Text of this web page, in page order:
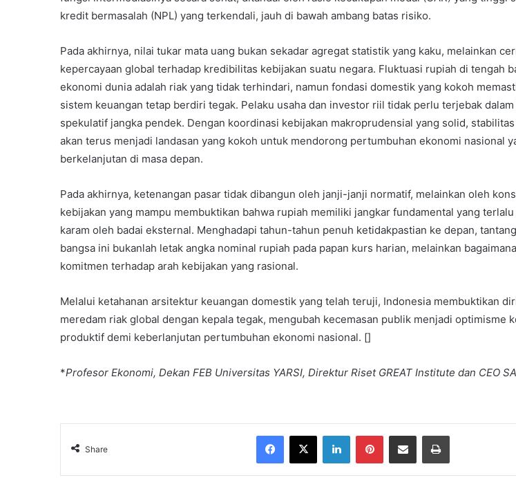
kredit bermasalah (NPL) yang terkendali, jauh di bawah ambang batas risiko.
Pada akhirnya, nilai tukar mata uang bukan sekadar agregat statistik yang kaku, melainkan
kepercayaan global terhadap kredibilitas kebijakan suatu negara. Fluktuasi rupiah di tengah
ekonomi dunia adalah riak yang tidak terhindari, namun fondasi domestik yang kokoh
sistem keuangan tetap berdiri tegak. Pelaku usaha dan investor riil tidak perlu terjebak dalam
spekulatif jangka pendek. Dengan koordinasi kebijakan makroprudensial yang solid,
akan terus menjadi landasan yang kokoh untuk mendorong pertumbuhan ekonomi nasional
berkelanjutan di masa depan.
Pada akhirnya, ketenangan pasar tidak dibangun oleh janji-janji normatif, melainkan oleh
kebijakan yang mampu membuktikan bahwa rupiah memiliki jangkar fundamental yang
karam oleh badai eksternal. Menghadapi tahun-tahun penuh ketidakpastian ke depan,
bangsa ini bukanlah letak angka nominal rupiah pada papan kurs harian, melainkan
komitmen terhadap arah kebijakan yang rasional.
Melalui ketahanan arsitektur keuangan domestik yang telah teruji, Indonesia membuktikan
meredam riak global dengan kepala tegak, mengubah kecemasan publik menjadi optimisme
produktif demi keberlanjutan pertumbuhan ekonomi nasional. []
*Profesor Ekonomi, Dekan FEB Universitas YARSI, Direktur Riset GREAT Institute dan CEO
Share
Facebook
X LinkedInPinterestShare via Email Print